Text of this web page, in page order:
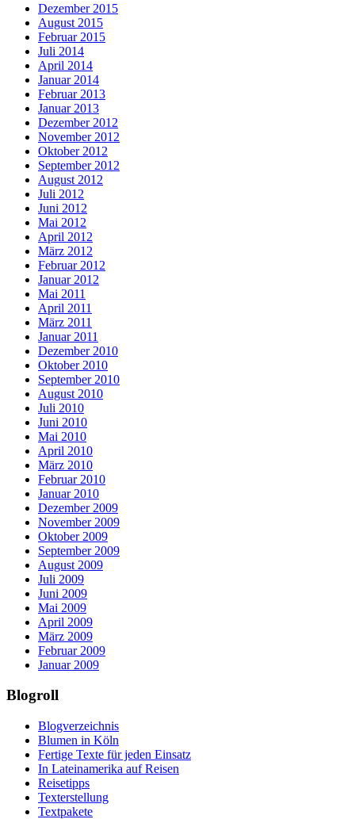
Dezember 2015
August 2015
Februar 2015
Juli 2014
April 2014
Januar 2014
Februar 2013
Januar 2013
Dezember 2012
November 2012
Oktober 2012
September 2012
August 2012
Juli 2012
Juni 2012
Mai 2012
April 2012
März 2012
Februar 2012
Januar 2012
Mai 2011
April 2011
März 2011
Januar 2011
Dezember 2010
Oktober 2010
September 2010
August 2010
Juli 2010
Juni 2010
Mai 2010
April 2010
März 2010
Februar 2010
Januar 2010
Dezember 2009
November 2009
Oktober 2009
September 2009
August 2009
Juli 2009
Juni 2009
Mai 2009
April 2009
März 2009
Februar 2009
Januar 2009
Blogroll
Blogverzeichnis
Blumen in Köln
Fertige Texte für jeden Einsatz
In Lateinamerika auf Reisen
Reisetipps
Texterstellung
Textpakete